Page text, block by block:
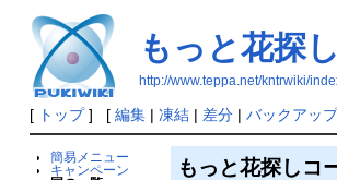
もっと花探
http://www.teppa.net/kntrwiki/
[ トップ] [ 編集| 凍結| 差分| バックアップ
簡易メニュー
キャンペーン
もっと花探しコ